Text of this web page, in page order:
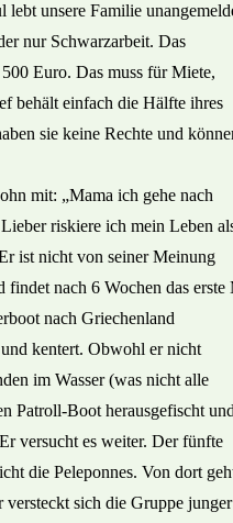
unsere Familie
nur Schwarzarbeit. Das
Euro. Das muss für Miete,
behält einfach die Hälfte ihres
sie keine Rechte und
mit: „Mama ich gehe nach
riskiere ich mein Leben
ist nicht von seiner Meinung
nach 6 Wochen das erste
nach Griechenland
kentert. Obwohl er nicht
im Wasser (was nicht alle
Patroll-Boot herausgefischt
versucht es weiter. Der fünfte
die Peleponnes. Von dort
versteckt sich die Gruppe junger